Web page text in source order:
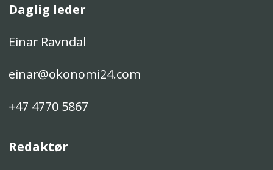
Daglig leder
Einar Ravndal
einar@okonomi24.com
+47 4770 5867
Redaktør